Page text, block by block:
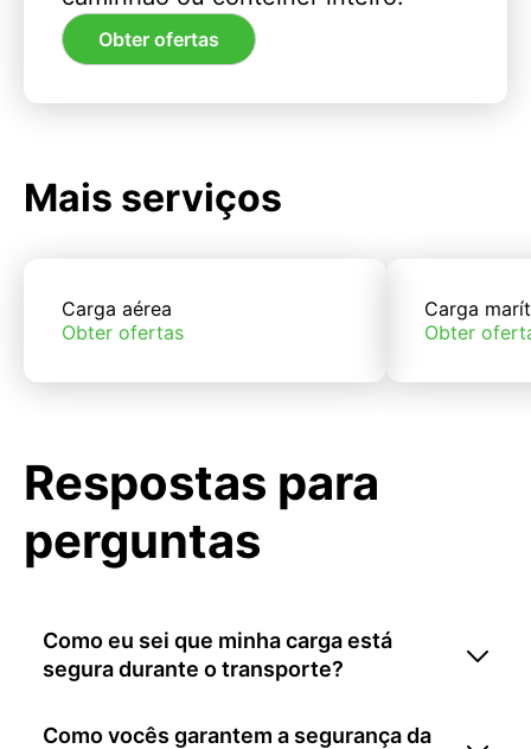
Obter ofertas
Mais serviços
Carga aérea
Obter ofertas
Carga
Obter
Respostas para
perguntas
Como eu sei que minha carga está
segura durante o transporte?
Como vocês garantem a segurança da